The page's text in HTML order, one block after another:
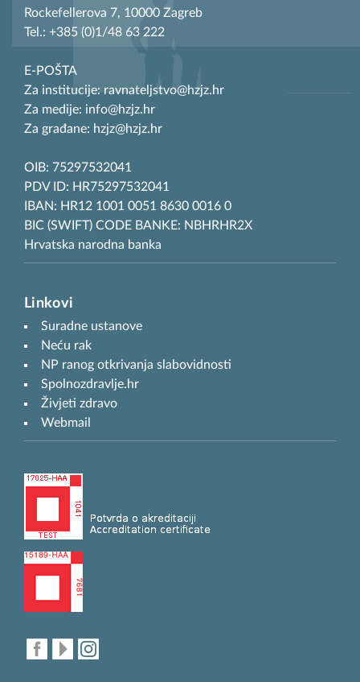
Rockefellerova 7, 10000 Zagreb
Tel.: +385 (0)1/48 63 222
E-POŠTA
Za institucije: ravnateljstvo@hzjz.hr
Za medije: info@hzjz.hr
Za građane: hzjz@hzjz.hr
OIB: 75297532041
PDV ID: HR75297532041
IBAN: HR12 1001 0051 8630 0016 0
BIC (SWIFT) CODE BANKE: NBHRHR2X
Hrvatska narodna banka
Linkovi
Suradne ustanove
Neću rak
NP ranog otkrivanja slabovidnosti
Spolnozdravlje.hr
Živjeti zdravo
Webmail